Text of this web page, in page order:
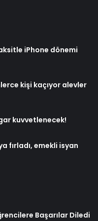
iPhone dönemi
kişi kaçıyor alevler
kuvvetlenecek!
fırladı, emekli isyan
Başarılar Diledi